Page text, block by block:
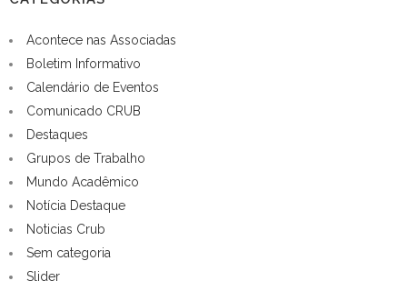
Acontece nas Associadas
Boletim Informativo
Calendário de Eventos
Comunicado CRUB
Destaques
Grupos de Trabalho
Mundo Acadêmico
Notícia Destaque
Noticias Crub
Sem categoria
Slider